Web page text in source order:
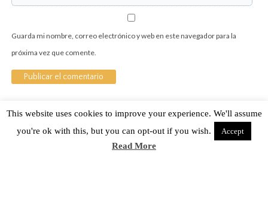
Guarda mi nombre, correo electrónico y web en este navegador para la
próxima vez que comente.
Sobre Cuánto Hipster | Aviso legal |Contacto
Cuánto Hipster © 2015. Todos los derechos reservados
This website uses cookies to improve your experience. We'll assume
you're ok with this, but you can opt-out if you wish.
Accept
Read More